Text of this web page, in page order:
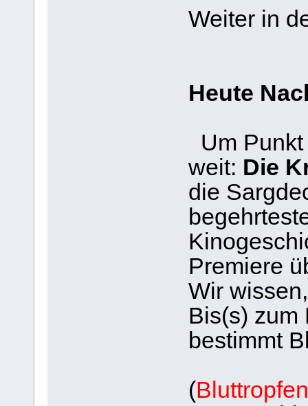
Weiter in
Heute
Um
weit: Die
die
Premiere
Wir
Bis(s) zum
bestimmt
(Bluttropfen